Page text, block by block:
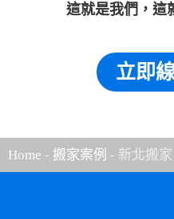
這就是我們，這
立即
Home - 搬家案例 - 新北搬